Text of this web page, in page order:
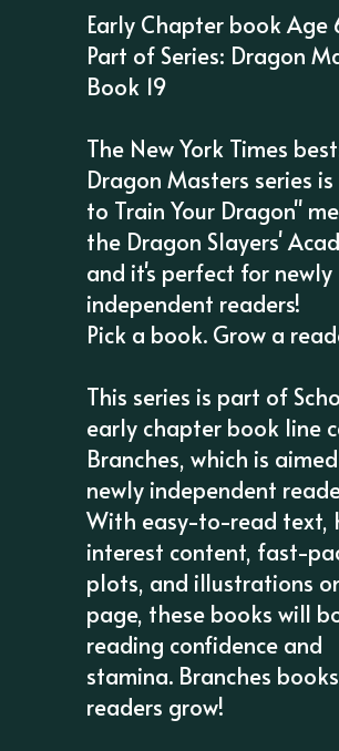
Early Chapter book Age
Part of Series: Dragon
Book 19
The New York Times
Dragon Masters series
to Train Your Dragon"
the Dragon Slayers'
and it's perfect for newly
independent readers!
Pick a book. Grow a
This series is part of
early chapter book line
Branches, which is
newly independent
With easy-to-read text,
interest content, fast-
plots, and illustrations
page, these books will
reading confidence and
stamina. Branches
readers grow!